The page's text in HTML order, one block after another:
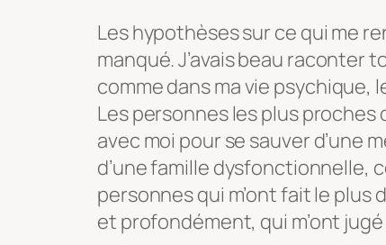
Les hypothèses sur ce qui me
manqué. J’avais beau raconter
comme dans ma vie psychique,
Les personnes les plus
avec moi pour se sauver d’une
d’une famille dysfonctionnelle,
personnes qui m’ont fait le plus
et profondément, qui m’ont